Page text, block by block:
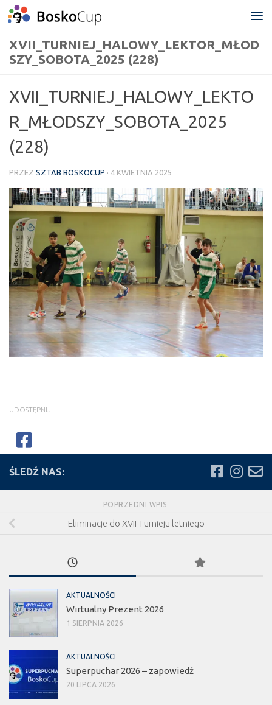
Przejdź do treści
XVII_TURNIEJ_HALOWY_LEKTOR_MŁOD
SZY_SOBOTA_2025 (228)
XVII_TURNIEJ_HALOWY_LEKTO
R_MŁODSZY_SOBOTA_2025
(228)
PRZEZ SZTAB BOSKOCUP · 4 KWIETNIA 2025
UDOSTĘPNIJ
ŚLEDŹ NAS:
POPRZEDNI WPIS
Eliminacje do XVII Turnieju letniego
AKTUALNOŚCI
Wirtualny Prezent 2026
1 SIERPNIA 2026
AKTUALNOŚCI
Superpuchar 2026 – zapowiedź
20 LIPCA 2026